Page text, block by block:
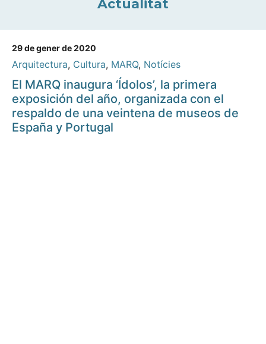
Actualitat
29 de gener de 2020
Arquitectura, Cultura, MARQ, Notícies
El MARQ inaugura ‘Ídolos’, la primera
exposición del año, organizada con el
respaldo de una veintena de museos de
España y Portugal